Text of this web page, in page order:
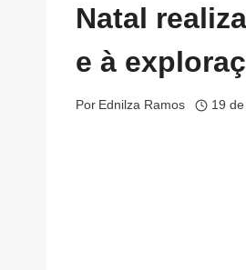
Natal
e à
Por Ednilza Ramos 19